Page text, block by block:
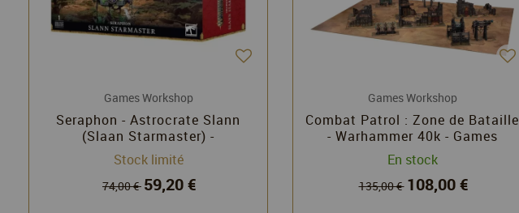
Games Workshop
Seraphon - Astrocrate Slann
(Slaan Starmaster) -
Warhammer Age of Sigmar
Stock limité
74,00 € 59,20 €
Games Workshop
Combat Patrol : Zone de Bataille
- Warhammer 40k - Games
Workshop
En stock
135,00 € 108,00 €